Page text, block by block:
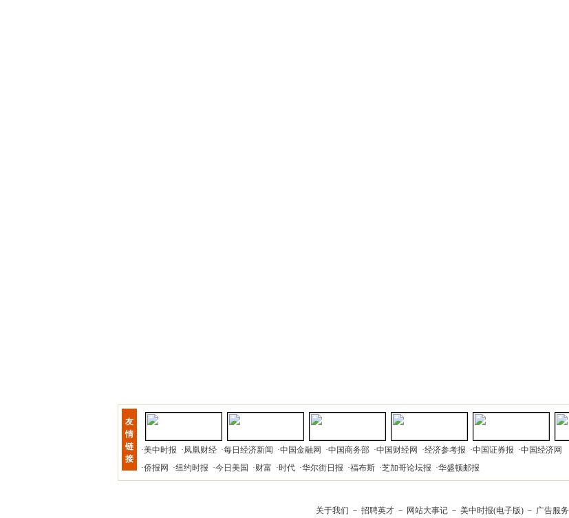
友
情
链
接
·美中时报 ·凤凰财经 ·每日经济新闻 ·中国金融网 ·中国商务部 ·中国财经网 ·经济参考报 ·中国证券报 ·中国经济网
·侨报网 ·纽约时报 ·今日美国 ·财富 ·时代 ·华尔街日报 ·福布斯 ·芝加哥论坛报 ·华盛顿邮报
关于我们 － 招聘英才 － 网站大事记 － 美中时报(电子版) － 广告服务